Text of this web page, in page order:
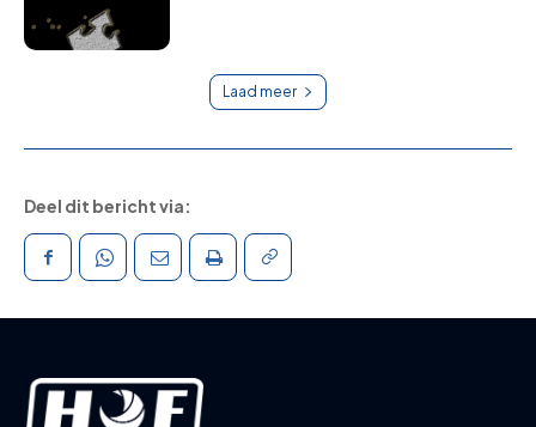
Laad meer
Deel dit bericht via: